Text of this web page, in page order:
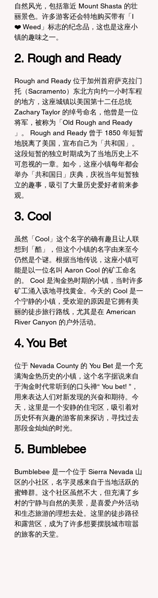
自然风光，包括靠近 Mount Shasta 的壮
丽景色。许多游客还会特地购买带有「I
❤️ Weed」标志的纪念品，这也是这座小
镇的趣味之一。
2. Rough and Ready
Rough and Ready 位于加州首府萨克拉门
托（Sacramento）东北方向约一小时车程
的地方，这座城镇以美国第十二任总统
Zachary Taylor 的绰号命名，他曾是一位
将军，被称为「Old Rough and Ready
」。 Rough and Ready 曾于 1850 年短暂
地脱离了美国，宣布自己为「共和国」。
这段短暂的独立时期成为了当地历史上不
可忽视的一章。如今，这座小镇每年都会
举办「共和国日」庆典，庆祝当年短暂独
立的趣事，吸引了大量历史爱好者前来参
观。
3. Cool
虽然「Cool」这个名字的确有趣且让人联
想到「酷」，但这个小镇的名字由来至今
仍然是个谜。根据当地传说，这座小镇可
能是以一位名叫 Aaron Cool 的矿工命名
的。 Cool 是淘金热时期的小镇，当时许多
矿工涌入该地寻找黄金。今天的 Cool 是一
个宁静的小镇，受欢迎的原因是它拥有美
丽的徒步旅行路线，尤其是在 American
River Canyon 的户外活动。
4. You Bet
位于 Nevada County 的 You Bet 是一个充
满淘金热历史的小镇，这个名字据说来自
于淘金时代常听到的口头禅“ You bet! ”，
用来表达人们对新发现的兴奋和期待。今
天，这里是一个安静的住宅区，吸引着对
历史怀有兴趣的游客前来探访，寻找过去
那段金灿灿的时光。
5. Bumblebee
Bumblebee 是一个位于 Sierra Nevada 山
区的小社区，名字灵感来自于当地活跃的
蜜蜂群。这个社区虽然不大，但充满了乡
村的宁静与自然的美景，是喜爱户外活动
和生态旅游的理想去处。这里的徒步路径
和露营区，成为了许多想要摆脱城市喧嚣
的旅客的天堂。